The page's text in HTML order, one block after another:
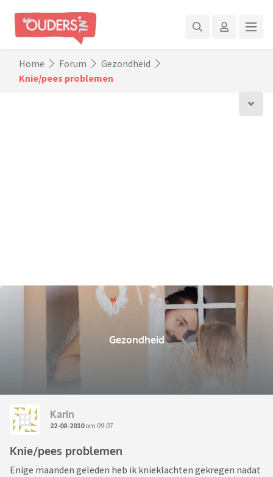
Home Forum
Gezondheid
Knie/pees problemen
Gezondheid
Karin
22-08-2010om 09:07
Knie/pees problemen
Enige maanden geleden heb ik knieklachten gekregen nadat